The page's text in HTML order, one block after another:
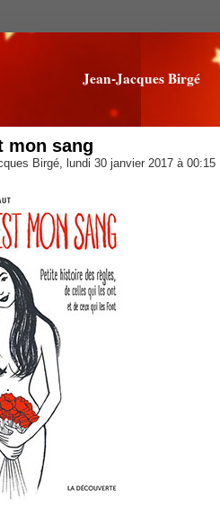
Jean-Jacques Birgé
mon sang
Birgé, lundi 30 janvier 2017 à 00:15